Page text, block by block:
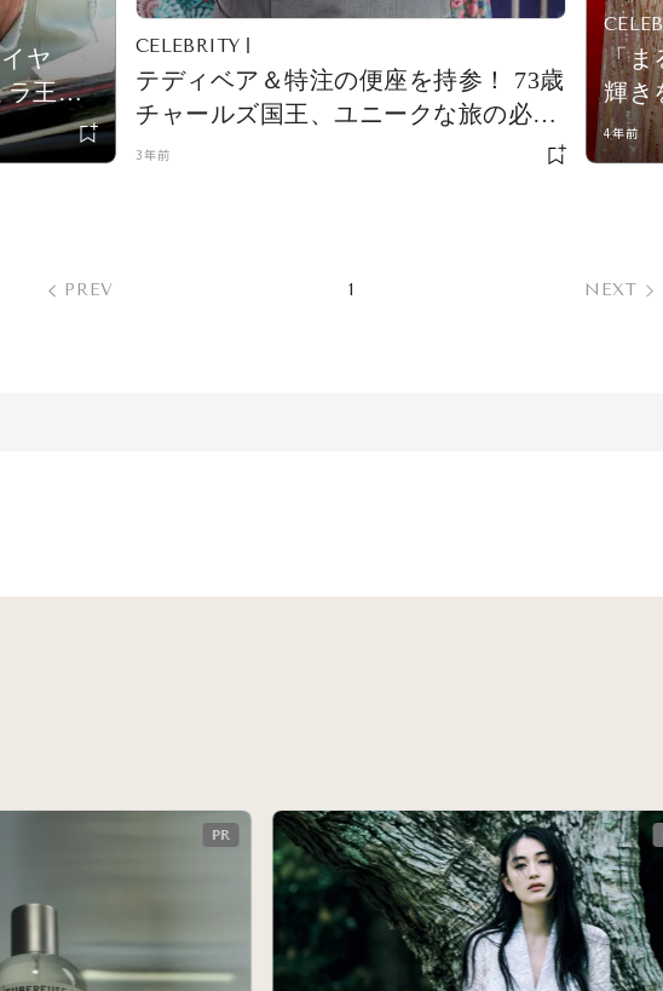
ヤ
ラ王妃
用し
CELEBRITY
テディベア＆特注の便座を持参！ 73歳
チャールズ国王、ユニークな旅の必需
品が明かされる
3年前
「ま
輝き
『
独占
4年前
PREV 1 NEXT